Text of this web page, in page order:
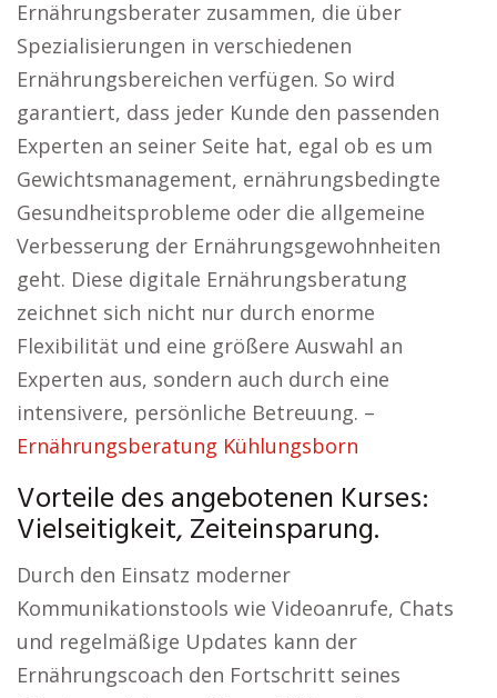
Ernährungsberater zusammen, die über
Spezialisierungen in verschiedenen
Ernährungsbereichen verfügen. So wird
garantiert, dass jeder Kunde den passenden
Experten an seiner Seite hat, egal ob es um
Gewichtsmanagement, ernährungsbedingte
Gesundheitsprobleme oder die allgemeine
Verbesserung der Ernährungsgewohnheiten
geht. Diese digitale Ernährungsberatung
zeichnet sich nicht nur durch enorme
Flexibilität und eine größere Auswahl an
Experten aus, sondern auch durch eine
intensivere, persönliche Betreuung. –
Ernährungsberatung Kühlungsborn
Vorteile des angebotenen Kurses:
Vielseitigkeit, Zeiteinsparung.
Durch den Einsatz moderner
Kommunikationstools wie Videoanrufe, Chats
und regelmäßige Updates kann der
Ernährungscoach den Fortschritt seines